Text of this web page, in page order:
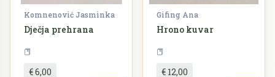
Komnenović Jasminka
Dječja prehrana
€ 6,00
Gifing Ana
Hrono kuvar
€ 12,00